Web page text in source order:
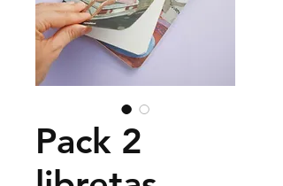
Pack 2